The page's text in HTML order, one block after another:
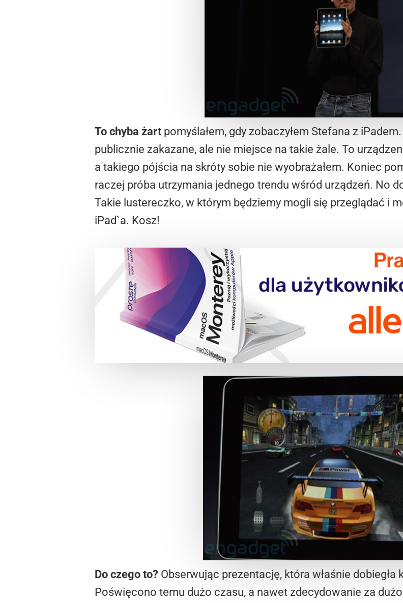
To chyba żart pomyślałem, gdy zobaczyłem Stefana z
publicznie zakazane, ale nie miejsce na takie żale. To
a takiego pójścia na skróty sobie nie wyobrażałem. Koniec
raczej próba utrzymania jednego trendu wśród urządzeń. No
Takie lustereczko, w którym będziemy mogli się przeglądać i
iPad`a. Kosz!
Do czego to? Obserwując prezentację, która właśnie
Poświęcono temu dużo czasu, a nawet zdecydowanie za